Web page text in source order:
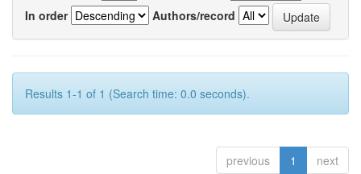
In order
Authors/record
Results 1-1 of 1 (Search time: 0.0 seconds).
previous 1 next